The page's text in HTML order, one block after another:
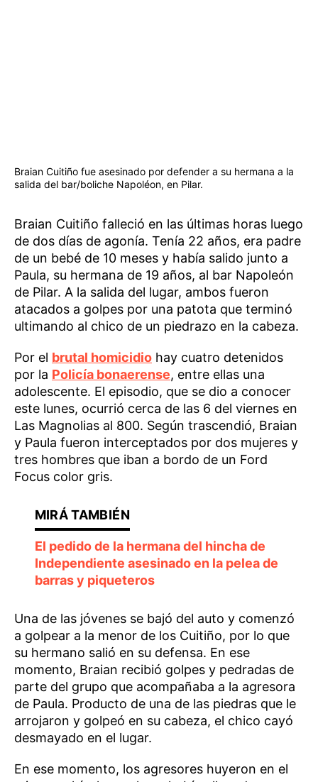
Braian Cuitiño fue asesinado por defender a su hermana a la
salida del bar/boliche Napoléon, en Pilar.
Braian Cuitiño falleció en las últimas horas luego
de dos días de agonía. Tenía 22 años, era padre
de un bebé de 10 meses y había salido junto a
Paula, su hermana de 19 años, al bar Napoleón
de Pilar. A la salida del lugar, ambos fueron
atacados a golpes por una patota que terminó
ultimando al chico de un piedrazo en la cabeza.
Por el brutal homicidio hay cuatro detenidos
por la Policía bonaerense, entre ellas una
adolescente. El episodio, que se dio a conocer
este lunes, ocurrió cerca de las 6 del viernes en
Las Magnolias al 800. Según trascendió, Braian
y Paula fueron interceptados por dos mujeres y
tres hombres que iban a bordo de un Ford
Focus color gris.
El pedido de la hermana del hincha de
Independiente asesinado en la pelea de
barras y piqueteros
Una de las jóvenes se bajó del auto y comenzó
a golpear a la menor de los Cuitiño, por lo que
su hermano salió en su defensa. En ese
momento, Braian recibió golpes y pedradas de
parte del grupo que acompañaba a la agresora
de Paula. Producto de una de las piedras que le
arrojaron y golpeó en su cabeza, el chico cayó
desmayado en el lugar.
En ese momento, los agresores huyeron en el